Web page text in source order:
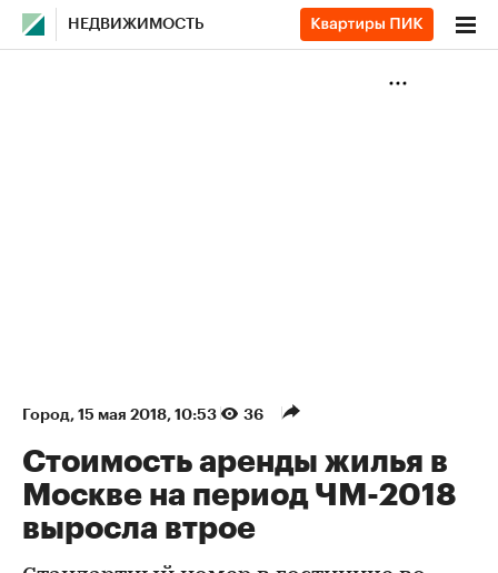
НЕДВИЖИМОСТЬ
Город⁠, 15 мая 2018, 10:53 36
Стоимость аренды жилья в
Москве на период ЧМ-2018
выросла втрое